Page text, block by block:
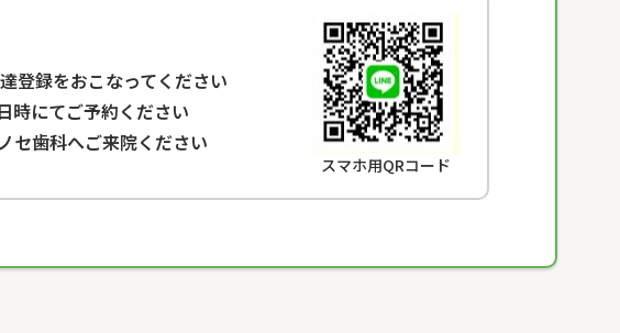
登録をおこなってください
時にてご予約ください
セ歯科へご来院ください
スマホ用QRコード